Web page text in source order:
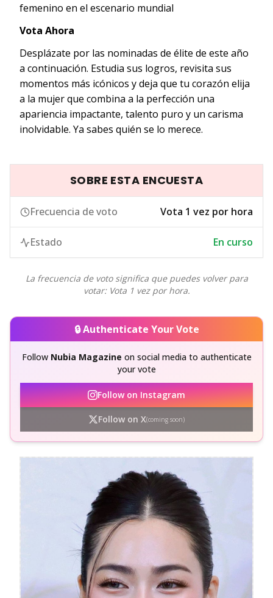
femenino en el escenario mundial
Vota Ahora
Desplázate por las nominadas de élite de este año
a continuación. Estudia sus logros, revisita sus
momentos más icónicos y deja que tu corazón elija
a la mujer que combina a la perfección una
apariencia impactante, talento puro y un carisma
inolvidable. Ya sabes quién se lo merece.
SOBRE ESTA ENCUESTA
Frecuencia de voto Vota 1 vez por hora
Estado En curso
La frecuencia de voto significa que puedes volver para
votar: Vota 1 vez por hora.
🔒 Authenticate Your Vote
Follow Nubia Magazine on social media to authenticate
your vote
Follow on Instagram
Follow on X(coming soon)